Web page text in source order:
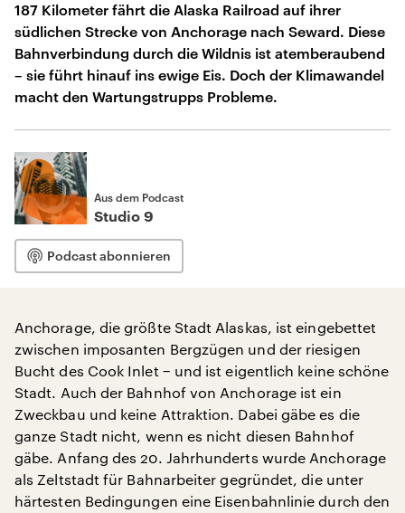
187 Kilometer fährt die Alaska Railroad auf ihrer
südlichen Strecke von Anchorage nach Seward. Diese
Bahnverbindung durch die Wildnis ist atemberaubend
– sie führt hinauf ins ewige Eis. Doch der Klimawandel
macht den Wartungstrupps Probleme.
Aus dem Podcast
Studio 9
Podcast abonnieren
Anchorage, die größte Stadt Alaskas, ist eingebettet
zwischen imposanten Bergzügen und der riesigen
Bucht des Cook Inlet − und ist eigentlich keine schöne
Stadt. Auch der Bahnhof von Anchorage ist ein
Zweckbau und keine Attraktion. Dabei gäbe es die
ganze Stadt nicht, wenn es nicht diesen Bahnhof
gäbe. Anfang des 20. Jahrhunderts wurde Anchorage
als Zeltstadt für Bahnarbeiter gegründet, die unter
härtesten Bedingungen eine Eisenbahnlinie durch den